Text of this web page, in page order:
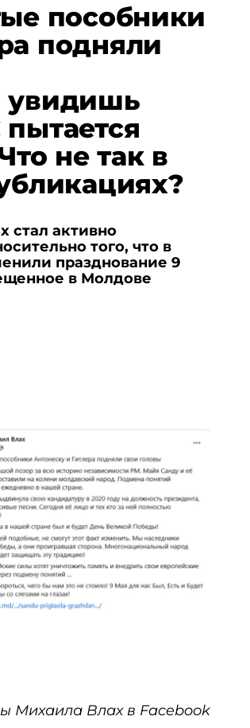
пособники
подняли
увидишь
не так в
стал активно
того, что в
празднование 9
в Молдове
Михаила Влах в Facebook